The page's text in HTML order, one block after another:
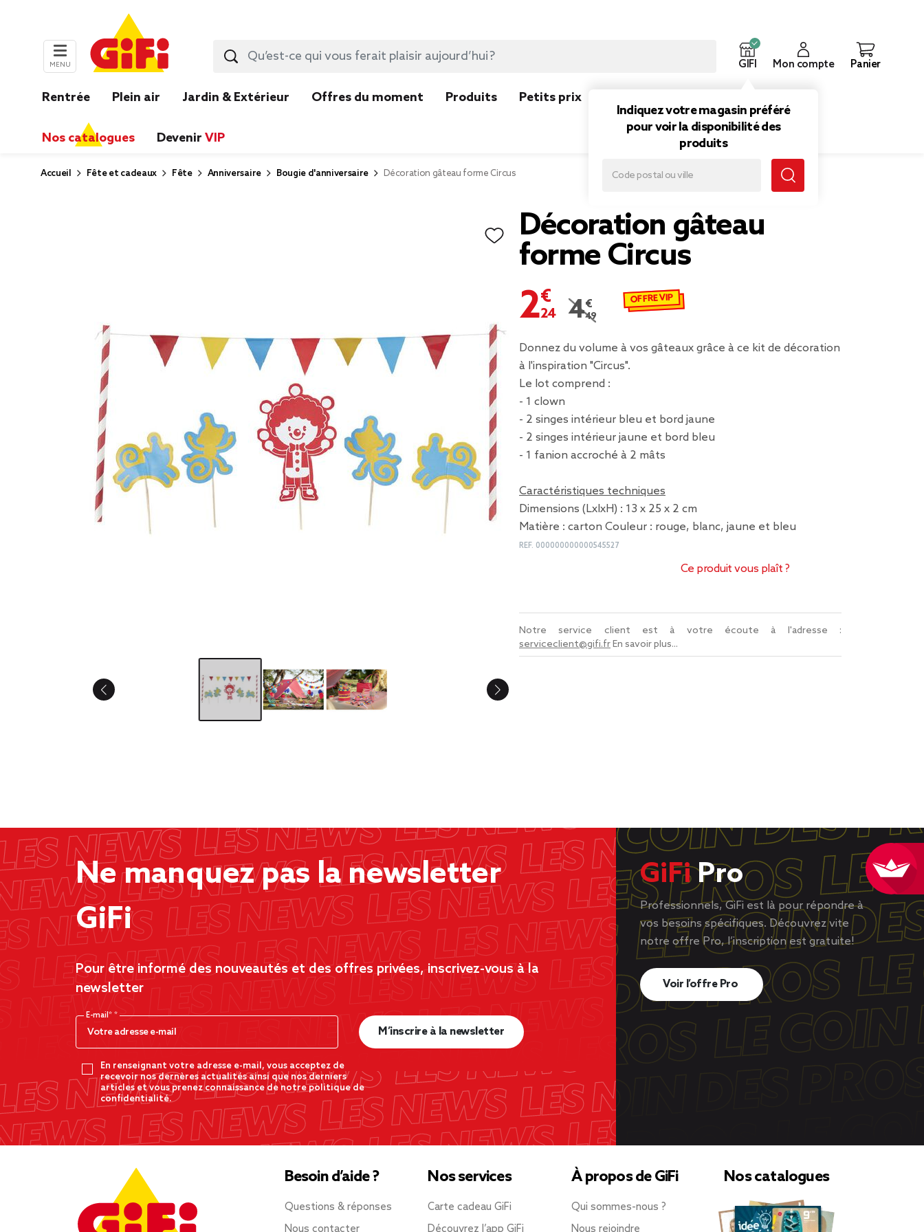
MENU GIFI
Indiquez votre magasin préféré
pour voir la disponibilité des
produits
Mon compte Panier
Rentrée Plein air Jardin & Extérieur Offres du moment Produits Petits prix
Nos catalogues Devenir VIP
Accueil Fête et cadeaux Fête Anniversaire Bougie d'anniversaire Décoration gâteau forme Circus
Décoration gâteau
forme Circus
2,24 €
Prix remisé de 4,49 € à 2,24 €
4,49 €
OFFRE VIP
Donnez du volume à vos gâteaux grâce à ce kit de décoration
à l'inspiration "Circus".
Le lot comprend :
- 1 clown
- 2 singes intérieur bleu et bord jaune
- 2 singes intérieur jaune et bord bleu
- 1 fanion accroché à 2 mâts
Caractéristiques techniques
Dimensions (LxlxH) : 13 x 25 x 2 cm
Matière : carton Couleur : rouge, blanc, jaune et bleu
REF. 000000000000545527
Ce produit vous plaît ?
Notre service client est à votre écoute à l'adresse :
serviceclient@gifi.frEn savoir plus...
Ne manquez pas la newsletter
GiFi
Pour être informé des nouveautés et des offres privées, inscrivez-vous à la
newsletter
E-mail*
En renseignant votre adresse e-mail, vous acceptez de
recevoir nos dernères actualités ainsi que nos derniers
articles et vous prenez connaissance de notre politique de
confidentialité.
M’inscrire à la newsletter
GiFiPro
Professionnels, GiFi est là pour répondre à
vos besoins spécifiques. Découvrez vite
notre offre Pro, l’inscription est gratuite!
Voir l’offre Pro
Besoin d’aide ?
Questions & réponses
Nous contacter
Nos services
Carte cadeau GiFi
Découvrez l’app GiFi
À propos de GiFi
Qui sommes-nous ?
Nous rejoindre
Nos catalogues